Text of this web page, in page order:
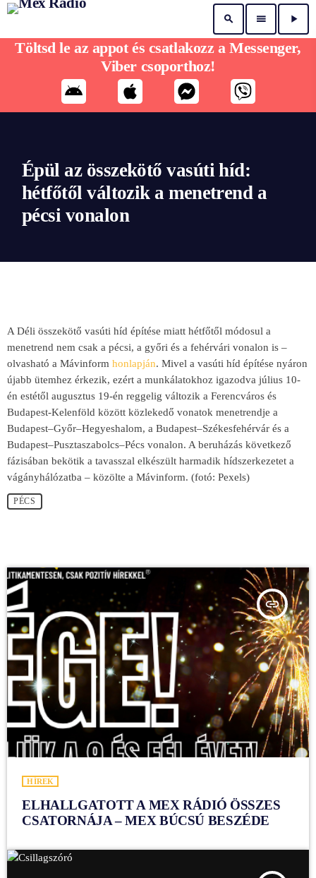
search menu play_arrow
Épül az összekötő vasúti híd:
hétfőtől változik a menetrend a
pécsi vonalon
A Déli összekötő vasúti híd építése miatt hétfőtől módosul a
menetrend nem csak a pécsi, a győri és a fehérvári vonalon is –
olvasható a Mávinform honlapján. Mivel a vasúti híd építése nyáron
újabb ütemhez érkezik, ezért a munkálatokhoz igazodva július 10-
én estétől augusztus 19-én reggelig változik a Ferencváros és
Budapest-Kelenföld között közlekedő vonatok menetrendje a
Budapest–Győr–Hegyeshalom, a Budapest–Székesfehérvár és a
Budapest–Pusztaszabolcs–Pécs vonalon. A beruházás következő
fázisában bekötik a tavasszal elkészült harmadik hídszerkezetet a
vágányhálózatba – közölte a Mávinform. (fotó: Pexels)
PÉCS
insert_link
HÍREK
ELHALLGATOTT A MEX RÁDIÓ ÖSSZES
CSATORNÁJA – MEX BÚCSÚ BESZÉDE
Töltsd le az appot és csatlakozz a Messenger,
Viber csoporthoz!